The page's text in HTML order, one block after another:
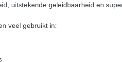
uitstekende geleidbaarheid en
veel gebruikt in: